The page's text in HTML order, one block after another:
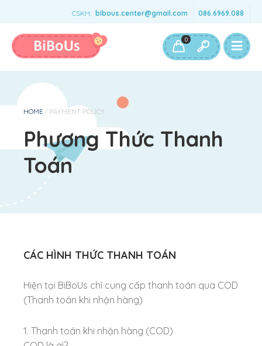
CSKH: bibous.center@gmail.com 086.6969.088
Bé Gái Bé Trai Đồ Chơi & Phụ Kiện 0
HOME / PAYMENT POLICY
Phương Thức Thanh
Toán
CÁC HÌNH THỨC THANH TOÁN
Hiện tại BiBoUs chỉ cung cấp thanh toán qua COD
(Thanh toán khi nhận hàng)
1. Thanh toán khi nhận hàng (COD)